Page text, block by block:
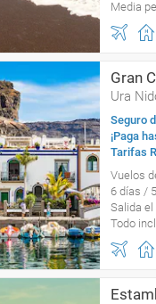
Media
Gran
Ura
Seguro
¡Paga
Tarifas
Vuelos
6 días /
Salida
Todo